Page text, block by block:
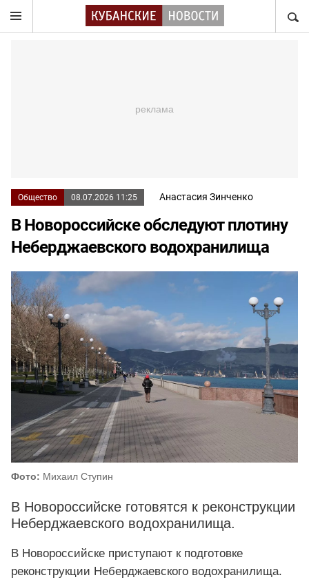
Общество 08.07.2026 11:25 Анастасия Зинченко
В Новороссийске обследуют плотину
Неберджаевского водохранилища
Фото: Михаил Ступин
В Новороссийске готовятся к реконструкции
Неберджаевского водохранилища.
В Новороссийске приступают к подготовке
реконструкции Неберджаевского водохранилища.